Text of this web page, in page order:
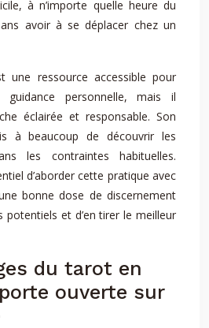
à n’importe quelle heure du
avoir à se déplacer chez un
ressource accessible pour
guidance personnelle, mais il
éclairée et responsable. Son
à beaucoup de découvrir les
les contraintes habituelles.
d’aborder cette pratique avec
bonne dose de discernement
potentiels et d’en tirer le meilleur
du tarot en
ouverte sur